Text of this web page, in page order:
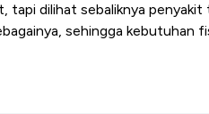
tapi dilihat sebaliknya
sehingga kebutuhan